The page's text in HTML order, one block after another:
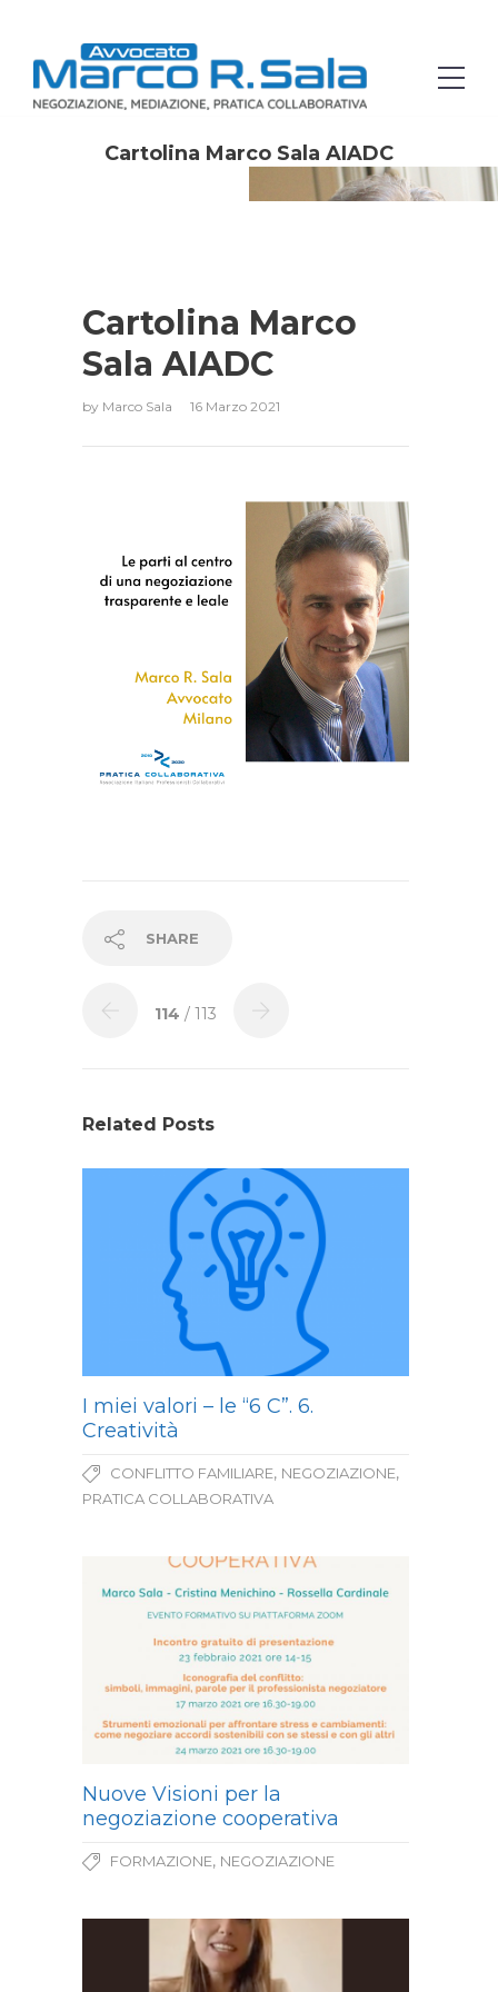
Cartolina Marco Sala AIADC
Cartolina Marco
Sala AIADC
by Marco Sala 16 Marzo 2021
SHARE
114 / 113
Related Posts
I miei valori – le “6 C”. 6.
Creatività
CONFLITTO FAMILIARE, NEGOZIAZIONE,
PRATICA COLLABORATIVA
Nuove Visioni per la
negoziazione cooperativa
FORMAZIONE, NEGOZIAZIONE